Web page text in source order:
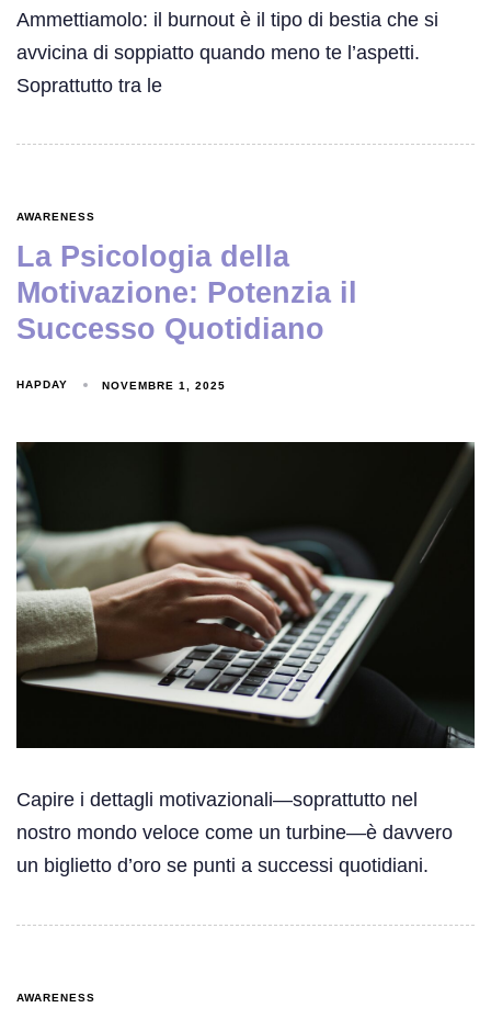
Ammettiamolo: il burnout è il tipo di bestia che si
avvicina di soppiatto quando meno te l’aspetti.
Soprattutto tra le
AWARENESS
La Psicologia della
Motivazione: Potenzia il
Successo Quotidiano
HAPDAY NOVEMBRE 1, 2025
Capire i dettagli motivazionali—soprattutto nel
nostro mondo veloce come un turbine—è davvero
un biglietto d’oro se punti a successi quotidiani.
AWARENESS